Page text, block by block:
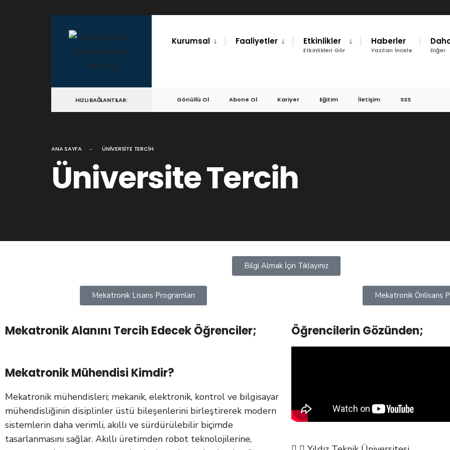
Kurumsal Faaliyetler Etkinlikler
Etkinlikleri Gör
Haberler
Yazıları İncele Diğer
HIZLI BAĞLANTILAR: Gönüllü Ol Abone Ol Kariyer Eğitim İletişim SSS
ANA SAYFA ÜNIVERSITE TERCIH
Üniversite Tercih
Bilgi Almak İçin Tıklayınız
Mekatronik Lisans Programları
Mekatronik Alanını Tercih Edecek Öğrenciler;
Mekatronik Mühendisi Kimdir?
Mekatronik mühendisleri; mekanik, elektronik, kontrol ve bilgisayar
mühendisliğinin disiplinler üstü bileşenlerini birleştirerek modern
sistemlerin daha verimli, akıllı ve sürdürülebilir biçimde
tasarlanmasını sağlar. Akıllı üretimden robot teknolojilerine,
Mekatronik Önlisans
Öğrencilerin Gözünden;